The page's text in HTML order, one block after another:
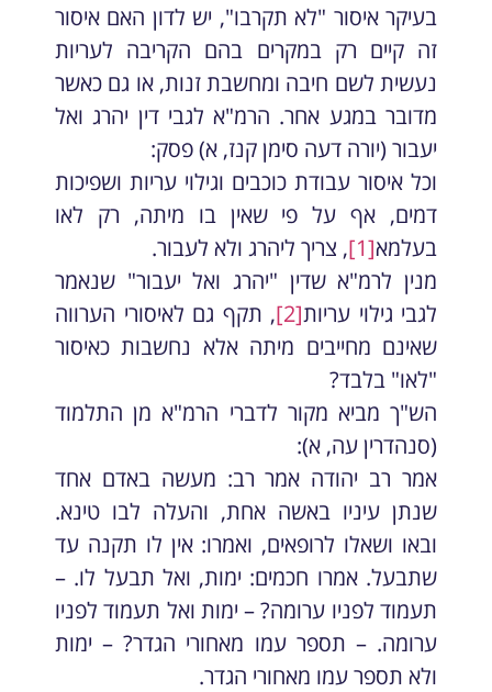
בעיקר איסור "לא תקרבו", יש לדון האם איסור
זה קיים רק במקרים בהם הקריבה לעריות
נעשית לשם חיבה ומחשבת זנות, או גם כאשר
מדובר במגע אחר. הרמ"א לגבי דין יהרג ואל
יעבור (יורה דעה סימן קנז, א) פסק:
וכל איסור עבודת כוכבים וגילוי עריות ושפיכות
דמים, אף על פי שאין בו מיתה, רק לאו
בעלמא[1]
, צריך ליהרג ולא לעבור.
מנין לרמ"א שדין "יהרג ואל יעבור" שנאמר
לגבי גילוי עריות[2]
, תקף גם לאיסורי הערווה
שאינם מחייבים מיתה אלא נחשבות כאיסור
"לאו" בלבד?
הש"ך מביא מקור לדברי הרמ"א מן התלמוד
(סנהדרין עה, א):
אמר רב יהודה אמר רב: מעשה באדם אחד
שנתן עיניו באשה אחת, והעלה לבו טינא.
ובאו ושאלו לרופאים, ואמרו: אין לו תקנה עד
שתבעל. אמרו חכמים: ימות, ואל תבעל לו. –
תעמוד לפניו ערומה? – ימות ואל תעמוד לפניו
ערומה. – תספר עמו מאחורי הגדר? – ימות
ולא תספר עמו מאחורי הגדר.